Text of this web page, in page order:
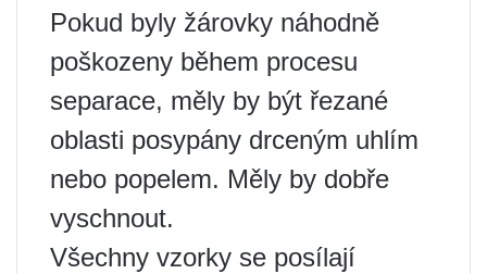
Pokud byly žárovky náhodně
poškozeny během procesu
separace, měly by být řezané
oblasti posypány drceným uhlím
nebo popelem. Měly by dobře
vyschnout.
Všechny vzorky se posílají